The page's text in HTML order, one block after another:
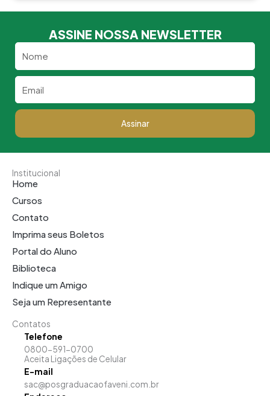
ASSINE NOSSA NEWSLETTER
Assinar
Institucional
Home
Cursos
Contato
Imprima seus Boletos
Portal do Aluno
Biblioteca
Indique um Amigo
Seja um Representante
Contatos
Telefone
0800-591-0700
Aceita Ligações de Celular
E-mail
sac@posgraduacaofaveni.com.br